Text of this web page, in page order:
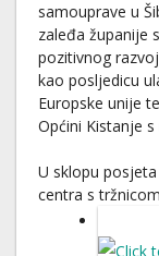
samouprave u
zaleđa županije
pozitivnog
kao posljedicu
Europske unije
Općini Kistanje
U sklopu
centra s